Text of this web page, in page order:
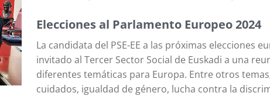
Elecciones al Parlamento Europeo 2024
La candidata del PSE-EE a las próximas elecciones
invitado al Tercer Sector Social de Euskadi a una
diferentes temáticas para Europa. Entre otros
cuidados, igualdad de género, lucha contra la